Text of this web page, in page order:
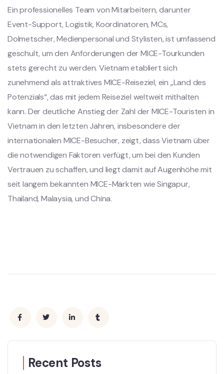
Ein professionelles Team von Mitarbeitern, darunter
Event-Support, Logistik, Koordinatoren, MCs,
Dolmetscher, Medienpersonal und Stylisten, ist umfassend
geschult, um den Anforderungen der MICE-Tourkunden
stets gerecht zu werden. Vietnam etabliert sich
zunehmend als attraktives MICE-Reiseziel, ein „Land des
Potenzials“, das mit jedem Reiseziel weltweit mithalten
kann. Der deutliche Anstieg der Zahl der MICE-Touristen in
Vietnam in den letzten Jahren, insbesondere der
internationalen MICE-Besucher, zeigt, dass Vietnam über
die notwendigen Faktoren verfügt, um bei den Kunden
Vertrauen zu schaffen, und liegt damit auf Augenhöhe mit
seit langem bekannten MICE-Märkten wie Singapur,
Thailand, Malaysia, und China.
Recent Posts